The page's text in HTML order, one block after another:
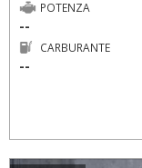
POTENZA
--
CARBURANTE
--